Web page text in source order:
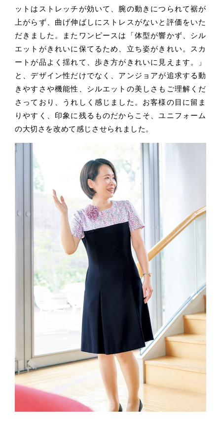
ットはストレッチが効いて、腕の動きにつられて裾が
上がらず、曲げ伸ばしにストレスがないと評価をいた
だきました。またワンピースは「体型が響かず、シル
エットがきれいに保てるため、立ち姿がきれい。スカ
ートが品よく揺れて、歩き方がきれいに見えます。」
と、デザイン性だけでなく、アンジョアが追求する動
きやすさや機能性、シルエットの美しさもご理解くだ
さっており、うれしく感じました。お客様の目に留ま
りやすく、印象に残るものだからこそ、ユニフォーム
の大切さを改めて感じさせられました。